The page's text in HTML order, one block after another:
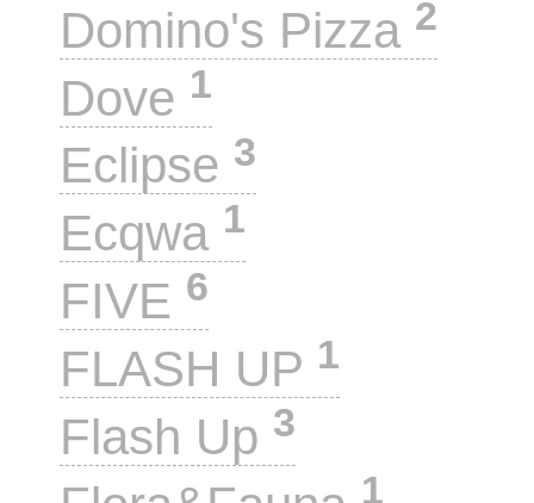
Domino's Pizza 2
Dove 1
Eclipse 3
Ecqwa 1
FIVE 6
FLASH UP 1
Flash Up 3
1